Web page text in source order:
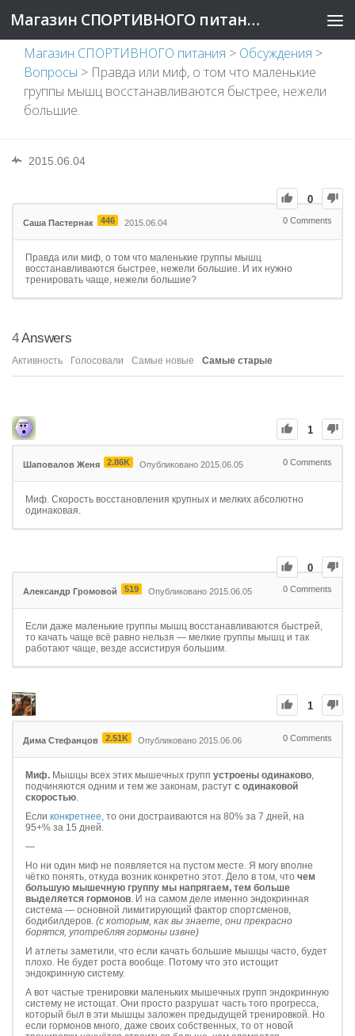
Магазин СПОРТИВНОГО питания
Магазин СПОРТИВНОГО питания > Обсуждения >
Вопросы > Правда или миф, о том что маленькие
группы мышц восстанавливаются быстрее, нежели
большие.
2015.06.04
0
Саша Пастернак 446 2015.06.04 0 Comments
Правда или миф, о том что маленькие группы мышц
восстанавливаются быстрее, нежели большие. И их нужно
тренировать чаще, нежели большие?
4Answers
Активность Голосовали Самые новые Самые старые
1
Шаповалов Женя 2.86K Опубликовано 2015.06.05 0 Comments
Миф. Скорость восстановления крупных и мелких абсолютно
одинаковая.
0
Александр Громовой 519 Опубликовано 2015.06.05 0 Comments
Если даже маленькие группы мышц восстанавливаются быстрей,
то качать чаще всё равно нельзя — мелкие группы мышц и так
работают чаще, везде ассистируя большим.
1
Дима Стефанцов 2.51K Опубликовано 2015.06.06 0 Comments
Миф. Мышцы всех этих мышечных групп устроены одинаково,
подчиняются одним и тем же законам, растут с одинаковой
скоростью.
Если конкретнее, то они достраиваются на 80% за 7 дней, на
95+% за 15 дней.
—
Но ни один миф не появляется на пустом месте. Я могу вполне
чётко понять, откуда возник конкретно этот. Дело в том, что чем
большую мышечную группу мы напрягаем, тем больше
выделяется гормонов. И на самом деле именно эндокринная
система — основной лимитирующий фактор спортсменов,
бодибилдеров. (с которым, как вы знаете, они прекрасно
борятся, употребляя гормоны извне)
И атлеты заметили, что если качать большие мышцы часто, будет
плохо. Не будет роста вообще. Потому что это истощит
эндокринную систему.
А вот частые тренировки маленьких мышечных групп эндокринную
систему не истощат. Они просто разрушат часть того прогресса,
который был в эти мышцы заложен предыдущей тренировкой. Но
если гормонов много, даже своих собственных, то от новой